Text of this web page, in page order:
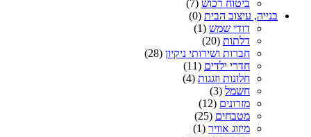
ביטוח רכוש (7)
בנייה, עיצוב הבית (0)
דודי שמש (1)
דלתות (20)
חברות ושירותי ניקיון (28)
חדרי ילדים (11)
חלונות וזגגות (4)
חשמל (3)
מזרונים (12)
מטבחים (25)
מיזוג אוויר (1)